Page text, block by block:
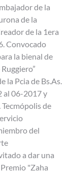
de la
de la
de la 1era
Convocado
la bienal de
la Pcia de Bs.As.
al 06-2017 y
de
del
a dar una
"Zaha